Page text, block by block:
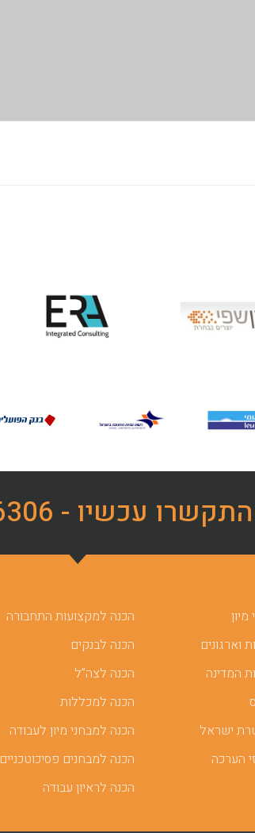
התקשרו עכשיו - 03-6206306
וארגונים
המדינה
ישראל
הערכה
הכנה למקצועות התחבורה
הכנה לבנקים
הכנה לצה”ל
הכנה למכללות
הכנה למבחני מיון לעבודה
הכנה למבחנים פסיכוטכניים
הכנה לראיון עבודה